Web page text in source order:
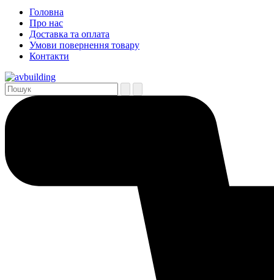
Головна
Про нас
Доставка та оплата
Умови повернення товару
Контакти